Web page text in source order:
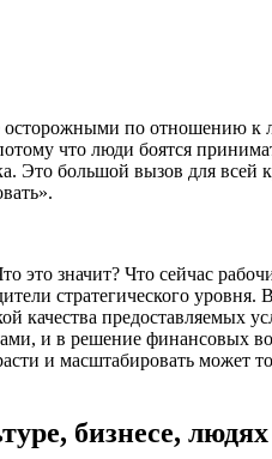
осторожными по отношению
что люди боятся
Это большой вызов для всей
это значит? Что сейчас
стратегического уровня.
качества предоставляемых
и в решение финансовых
и масштабировать может
бизнесе, людях